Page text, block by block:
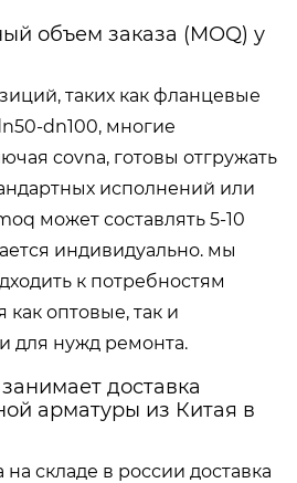
объем заказа (MOQ) у
таких как фланцевые
dn100, многие
covna, готовы отгружать
исполнений или
может составлять 5-10
индивидуально. мы
к потребностям
как оптовые, так и
для нужд ремонта.
доставка
арматуры из Китая в
складе в россии доставка